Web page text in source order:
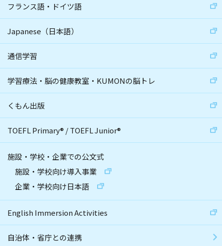
フランス語・ドイツ語
Japanese（日本語）
通信学習
学習療法・脳の健康教室・KUMONの脳トレ
くもん出版
TOEFL Primary® /TOEFL Junior®
施設・学校・企業での公文式
施設・学校向け導入事業
企業・学校向け日本語
English Immersion Activities
自治体・省庁との連携